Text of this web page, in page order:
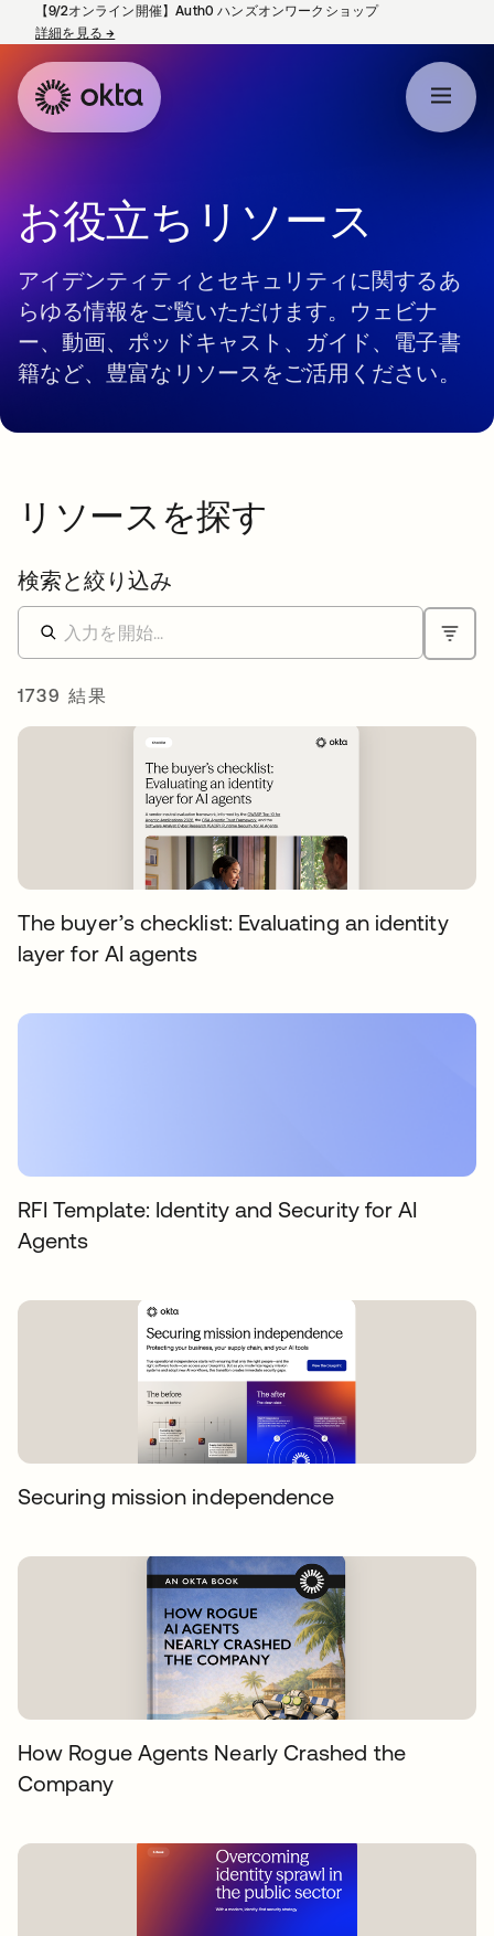
【9/2オンライン開催】Auth0 ハンズオンワークショップ
詳細を見る→
お役立ちリソース
アイデンティティとセキュリティに関するあ
らゆる情報をご覧いただけます。ウェビナ
ー、動画、ポッドキャスト、ガイド、電子書
籍など、豊富なリソースをご活用ください。
リソースを探す
検索と絞り込み
1739 結果
The buyer’s checklist: Evaluating an identity
layer for AI agents
RFI Template: Identity and Security for AI
Agents
Securing mission independence
How Rogue Agents Nearly Crashed the
Company